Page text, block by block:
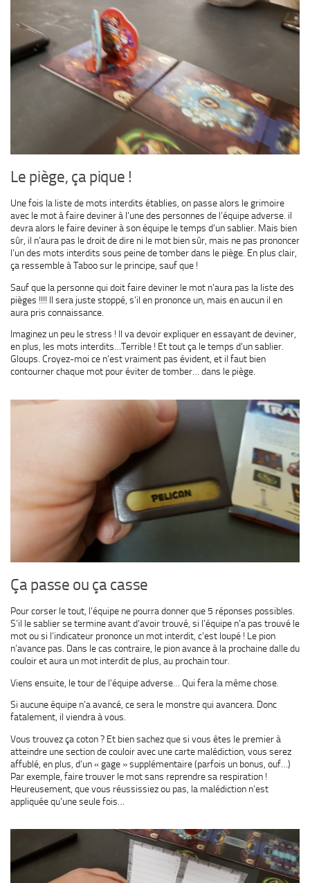
Le piège, ça pique !
Une fois la liste de mots interdits établies, on passe alors le grimoire
avec le mot à faire deviner à l’une des personnes de l’équipe adverse. il
devra alors le faire deviner à son équipe le temps d’un sablier. Mais bien
sûr, il n’aura pas le droit de dire ni le mot bien sûr, mais ne pas prononcer
l’un des mots interdits sous peine de tomber dans le piège. En plus clair,
ça ressemble à Taboo sur le principe, sauf que !
Sauf que la personne qui doit faire deviner le mot n’aura pas la liste des
pièges !!!! Il sera juste stoppé, s’il en prononce un, mais en aucun il en
aura pris connaissance.
Imaginez un peu le stress ! Il va devoir expliquer en essayant de deviner,
en plus, les mots interdits…Terrible ! Et tout ça le temps d’un sablier.
Gloups. Croyez-moi ce n’est vraiment pas évident, et il faut bien
contourner chaque mot pour éviter de tomber… dans le piège.
Ça passe ou ça casse
Pour corser le tout, l’équipe ne pourra donner que 5 réponses possibles.
S’il le sablier se termine avant d’avoir trouvé, si l’équipe n’a pas trouvé le
mot ou si l’indicateur prononce un mot interdit, c’est loupé ! Le pion
n’avance pas. Dans le cas contraire, le pion avance à la prochaine dalle du
couloir et aura un mot interdit de plus, au prochain tour.
Viens ensuite, le tour de l’équipe adverse… Qui fera la même chose.
Si aucune équipe n’a avancé, ce sera le monstre qui avancera. Donc
fatalement, il viendra à vous.
Vous trouvez ça coton ? Et bien sachez que si vous êtes le premier à
atteindre une section de couloir avec une carte malédiction, vous serez
affublé, en plus, d’un « gage » supplémentaire (parfois un bonus, ouf…)
Par exemple, faire trouver le mot sans reprendre sa respiration !
Heureusement, que vous réussissiez ou pas, la malédiction n’est
appliquée qu’une seule fois…